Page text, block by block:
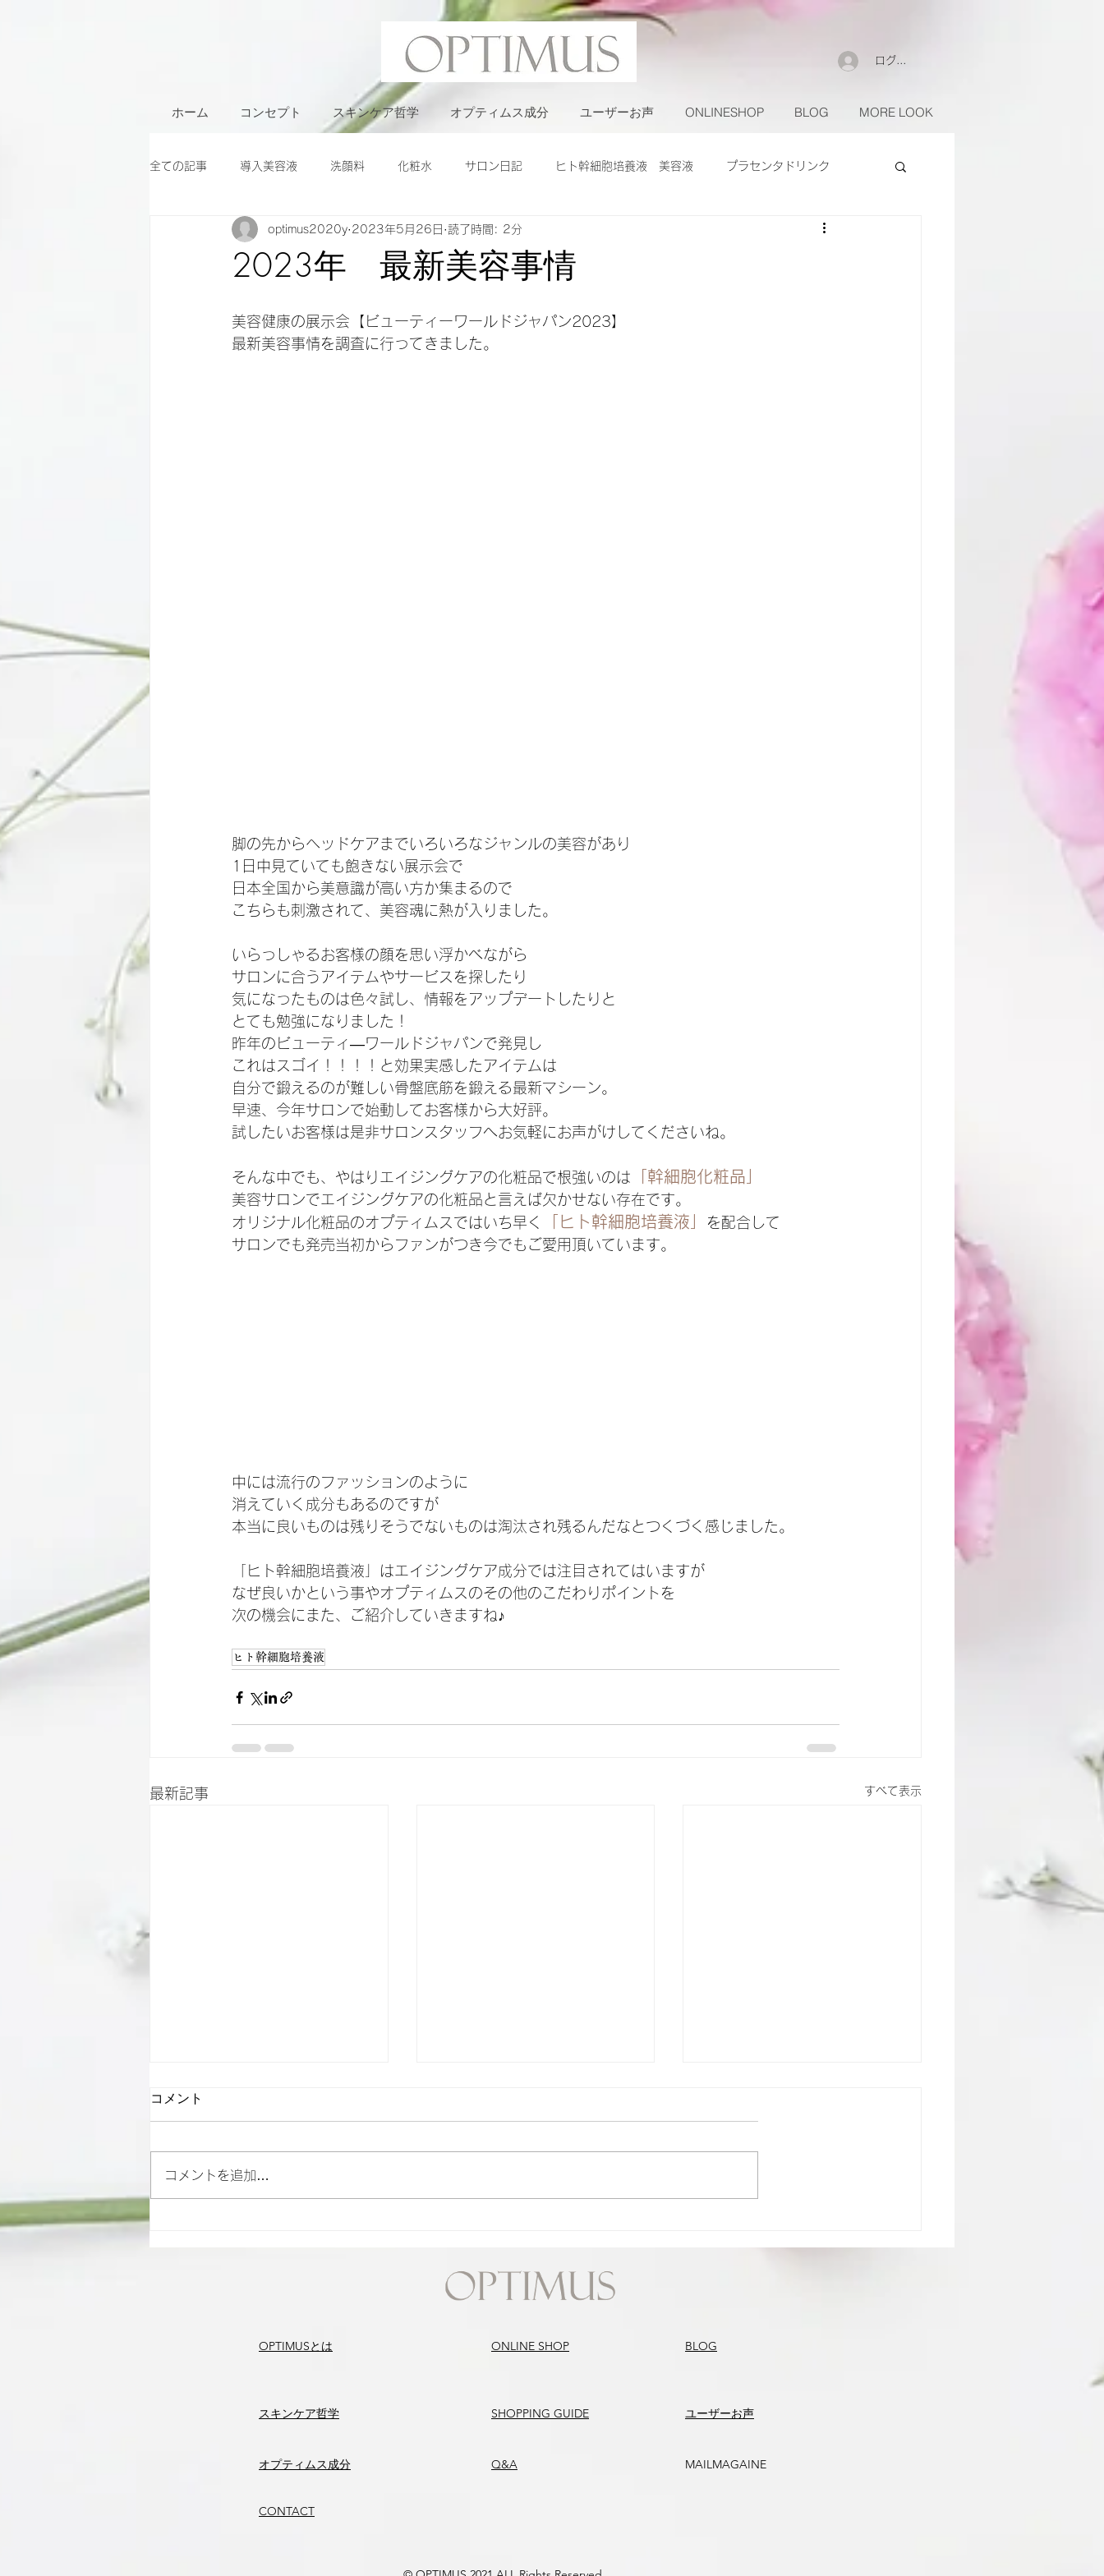
ログイン
ホーム コンセプト スキンケア哲学 オプティムス成分 ユーザーお声 ONLINESHOP BLOG MORE LOOK
全ての記事 導入美容液 洗顔料 化粧水 サロン日記 ヒト幹細胞培養液 美容液 プラセンタドリンク
2023年 最新美容事情
optimus2020y 2023年5月26日 読了時間: 2分
美容健康の展示会【ビューティーワールドジャパン2023】
最新美容事情を調査に行ってきました。
脚の先からヘッドケアまでいろいろなジャンルの美容があり
1日中見ていても飽きない展示会で
日本全国から美意識が高い方か集まるので
こちらも刺激されて、美容魂に熱が入りました。
いらっしゃるお客様の顔を思い浮かべながら
サロンに合うアイテムやサービスを探したり
気になったものは色々試し、情報をアップデートしたりと
とても勉強になりました！
昨年のビューティ―ワールドジャパンで発見し
これはスゴイ！！！！と効果実感したアイテムは
自分で鍛えるのが難しい骨盤底筋を鍛える最新マシーン。
早速、今年サロンで始動してお客様から大好評。
試したいお客様は是非サロンスタッフへお気軽にお声がけしてくださいね。
そんな中でも、やはりエイジングケアの化粧品で根強いのは 「幹細胞化粧品」
美容サロンでエイジングケアの化粧品と言えば欠かせない存在です。
オリジナル化粧品のオプティムスではいち早く
「ヒト幹細胞培養液」
を配合して
サロンでも発売当初からファンがつき今でもご愛用頂いています。
中には流行のファッションのように
消えていく成分もあるのですが
本当に良いものは残りそうでないものは淘汰され残るんだなとつくづく感じました。
「ヒト幹細胞培養液」はエイジングケア成分では注目されてはいますが
なぜ良いかという事やオプティムスのその他のこだわりポイントを
次の機会にまた、ご紹介していきますね♪
ヒト幹細胞培養液
最新記事 すべて表示
コメント
コメントを追加…
OPTIMUSとは
​スキンケア哲学
​オプティムス成分
ONLINE SHOP BLOG
SHOPPING GUIDE ​ユーザーお声
MAILMAGAINE
Q&A
CONTACT